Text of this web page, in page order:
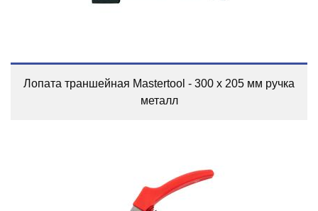
Лопата траншейная Mastertool - 300 x 205 мм ручка
металл